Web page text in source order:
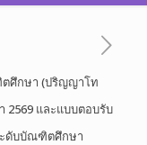
ศึกษา (ปริญญาโท
2569 และแบบตอบรับ
ะดับบัณฑิตศึกษา